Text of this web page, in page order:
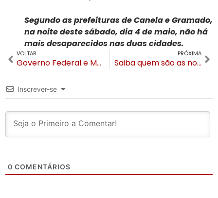
Segundo as prefeituras de Canela e Gramado,
na noite deste sábado, dia 4 de maio, não há
mais desaparecidos nas duas cidades.
VOLTAR
Governo Federal e MTur anunciam R$100 milhões em crédito para empresas ligadas ao turismo no RS
PRÓXIMA
Saiba quem são as nove vítimas dos delizamentos no interior de Gramado e Canela
Inscrever-se
0 COMENTÁRIOS